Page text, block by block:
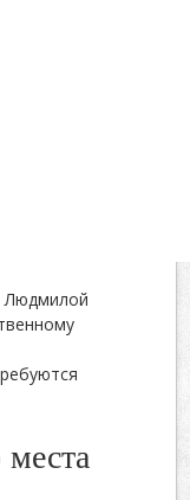
Людмилой
места